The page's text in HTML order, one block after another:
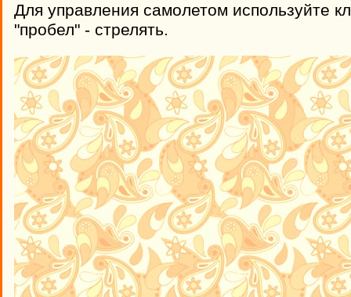
Для управления самолетом используйте
"пробел" - стрелять.